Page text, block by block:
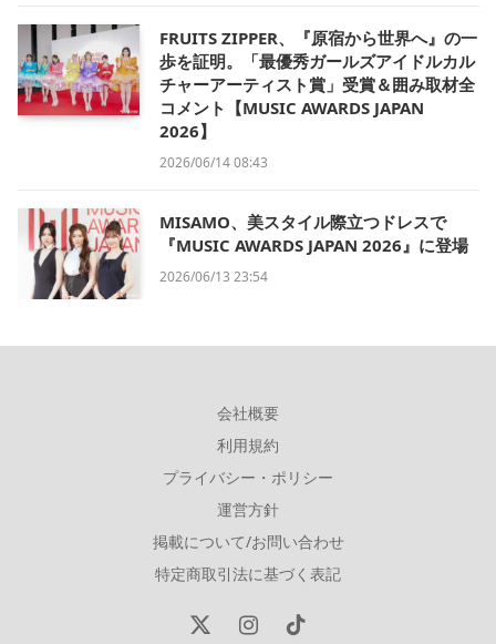
FRUITS ZIPPER、『原宿から世界へ』の一
歩を証明。「最優秀ガールズアイドルカル
チャーアーティスト賞」受賞＆囲み取材全
コメント【MUSIC AWARDS JAPAN
2026】
2026/06/14 08:43
MISAMO、美スタイル際立つドレスで
『MUSIC AWARDS JAPAN 2026』に登場
2026/06/13 23:54
会社概要
利用規約
プライバシー・ポリシー
運営方針
掲載について/お問い合わせ
特定商取引法に基づく表記
X InstagramTikTok